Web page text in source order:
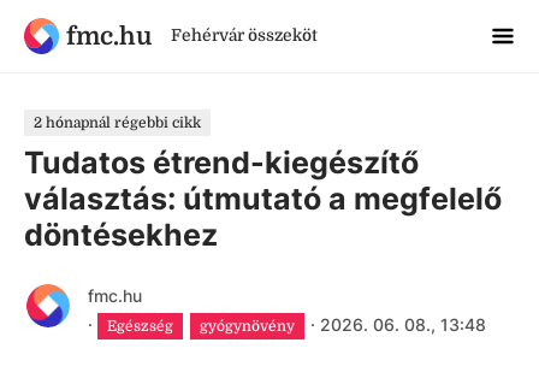
fmc.hu Fehérvár összeköt
2 hónapnál régebbi cikk
Tudatos étrend-kiegészítő
választás: útmutató a megfelelő
döntésekhez
fmc.hu
·
Egészség gyógynövény · 2026. 06. 08., 13:48